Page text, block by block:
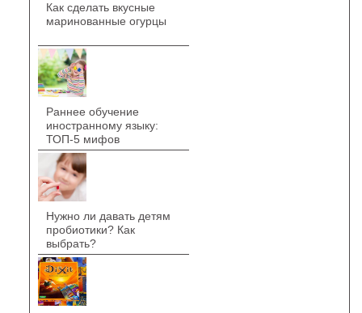
Как сделать вкусные
маринованные огурцы
Раннее обучение
иностранному языку:
ТОП-5 мифов
Нужно ли давать детям
пробиотики? Как
выбрать?